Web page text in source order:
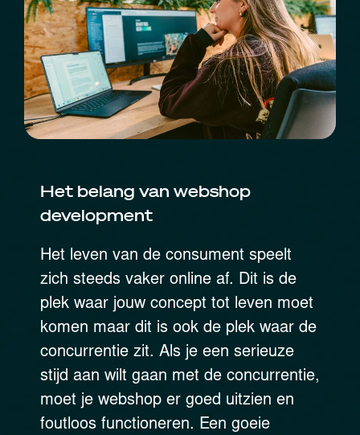
Het belang van webshop
development
Het leven van de consument speelt
zich steeds vaker online af. Dit is de
plek waar jouw concept tot leven moet
komen maar dit is ook de plek waar de
concurrentie zit. Als je een serieuze
stijd aan wilt gaan met de concurrentie,
moet je webshop er goed uitzien en
foutloos functioneren. Een goeie